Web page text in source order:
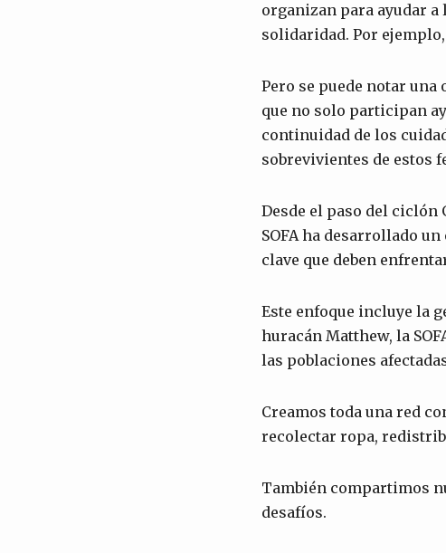
organizan para ayudar a
solidaridad. Por
Pero se puede notar
que no solo participan
continuidad de los
sobrevivientes de estos
Desde el paso del ciclón
SOFA ha desarrollado
clave que deben
Este enfoque incluye la
huracán Matthew, la
las poblaciones
Creamos toda una red
recolectar ropa,
También compartimos
desafíos.